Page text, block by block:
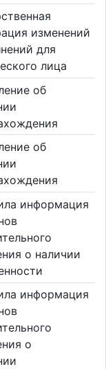
изменений
для
лица
об
об
информация
о наличии
информация
о